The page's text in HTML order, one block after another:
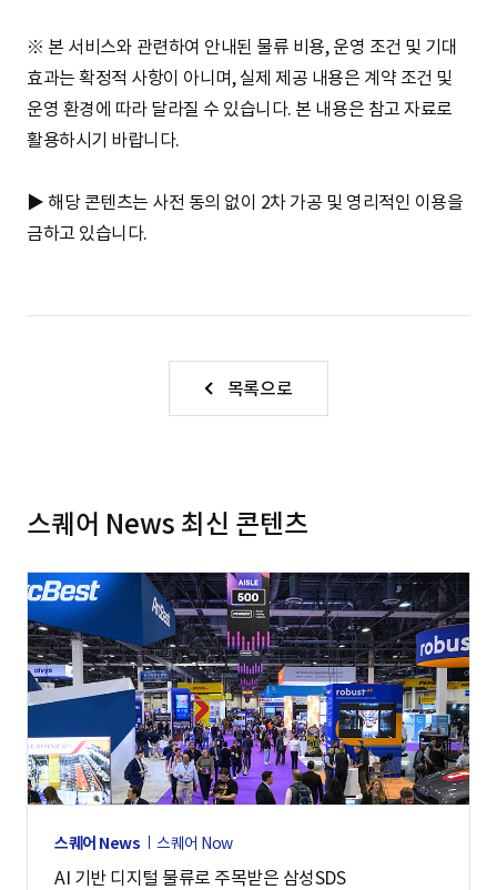
※ 본 서비스와 관련하여 안내된 물류 비용, 운영 조건 및 기대
효과는 확정적 사항이 아니며, 실제 제공 내용은 계약 조건 및
운영 환경에 따라 달라질 수 있습니다. 본 내용은 참고 자료로
활용하시기 바랍니다.
▶ 해당 콘텐츠는 사전 동의 없이 2차 가공 및 영리적인 이용을
금하고 있습니다.
목록으로
스퀘어 News 최신 콘텐츠
스퀘어 News 스퀘어 Now
AI 기반 디지털 물류로 주목받은 삼성SDS